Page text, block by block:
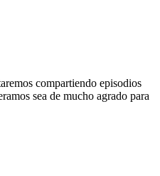
compartiendo episodios
sea de mucho agrado para